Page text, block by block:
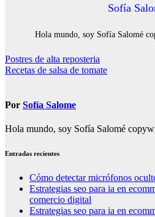
Sofía
Hola mundo, soy Sofía Salomé
Navegación
de
Postres de alta reposteria
Recetas de salsa de tomate
Por Sofía Salome
Hola mundo, soy Sofía Salomé
Entradas recientes
Cómo detectar micrófonos
Estrategias seo para ia en
comercio digital
Estrategias seo para ia en